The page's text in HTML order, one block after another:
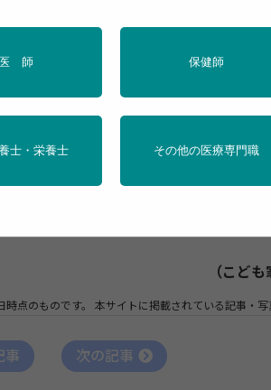
ついて
行に向け、「こども性暴力防止法施行
を示し、実際に法に基づく措置を実
る国民の皆様に対して、制度の詳細
（こど
点のものです。 本サイトに掲載されている記事・写
事 次の記事
師 保健師
士・栄養士 その他の医療専門職